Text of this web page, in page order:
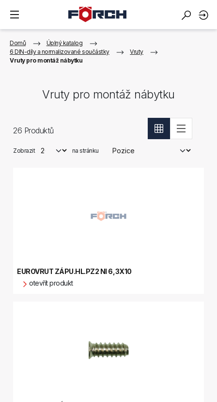
Domů
Úplný katalog
6 DIN-díly a normalizované součástky
Vruty
Vruty pro montáž nábytku
Vruty pro montáž nábytku
26 Produktů
Zobrazit na stránku
EUROVRUT ZÁPU.HL.PZ2 NI 6,3X10
otevřít produkt